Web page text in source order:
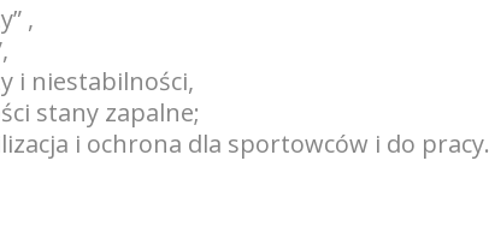
,
i niestabilności,
stany zapalne;
i ochrona dla sportowców i do pracy.